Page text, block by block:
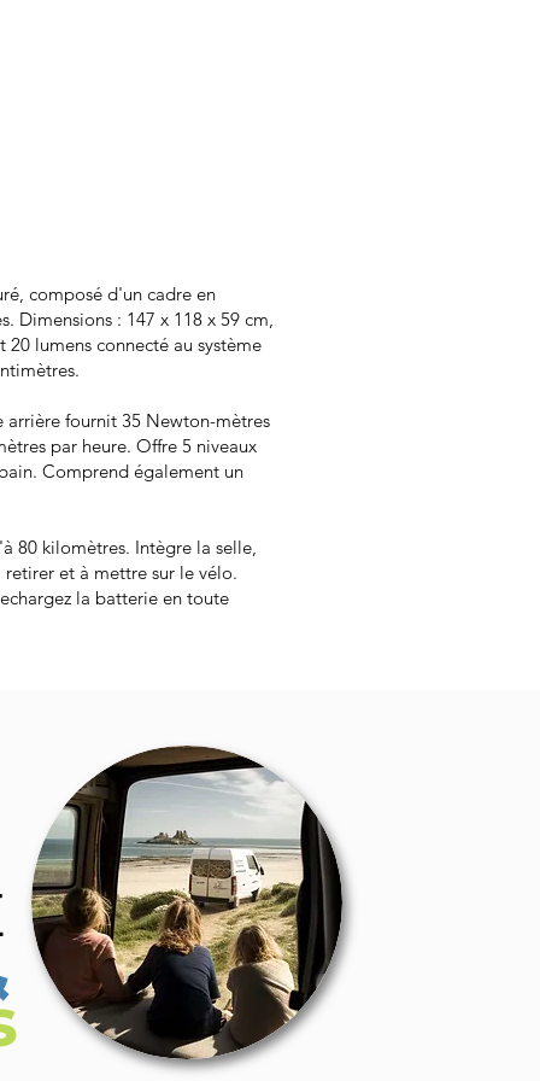
composé d'un cadre en
Dimensions : 147 x 118 x 59 cm,
lumens connecté au système
fournit 35 Newton-mètres
par heure. Offre 5 niveaux
Comprend également un
80 kilomètres. Intègre la selle,
et à mettre sur le vélo.
la batterie en toute